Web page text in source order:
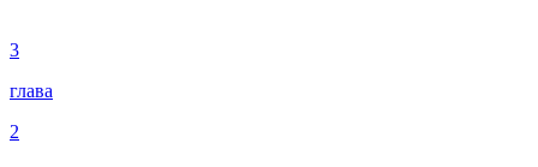
3
глава
2